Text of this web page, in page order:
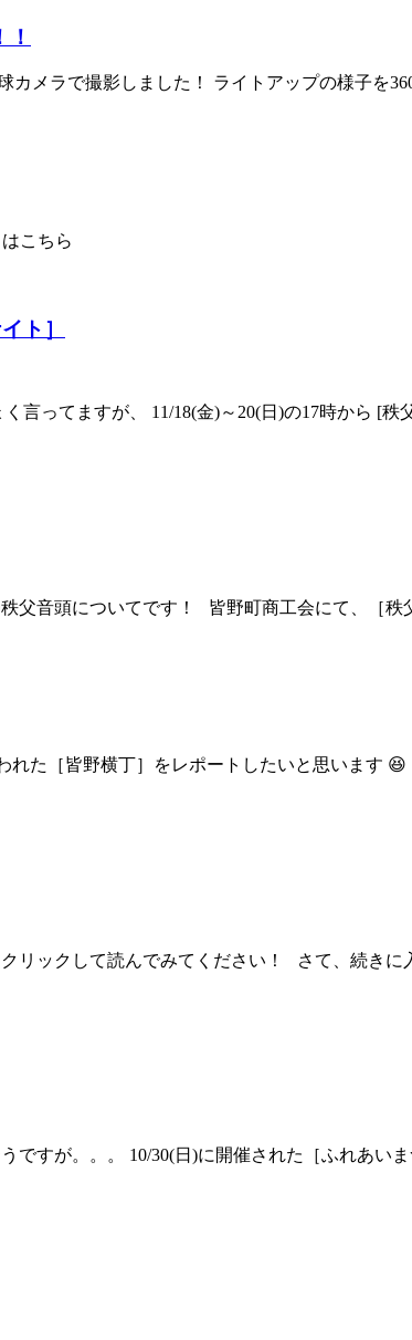
カメラで撮影しました！ ライトアップの様子
こちら
ト］
言ってますが、 11/18(金)～20(日)の17時から
父音頭についてです！ 皆野町商工会にて、［
れた［皆野横丁］をレポートしたいと思います
リックして読んでみてください！ さて、続き
ですが。。。 10/30(日)に開催された［ふれあ